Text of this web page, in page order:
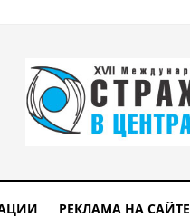
РЕКЛАМА НА САЙТЕ